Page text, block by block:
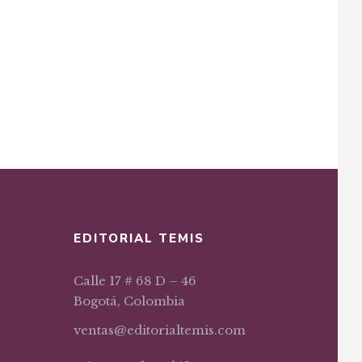
EDITORIAL TEMIS
Calle 17 # 68 D – 46
Bogotá, Colombia
ventas@editorialtemis.com